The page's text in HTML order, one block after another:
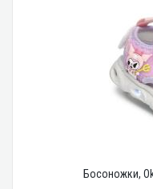
Босоножки,